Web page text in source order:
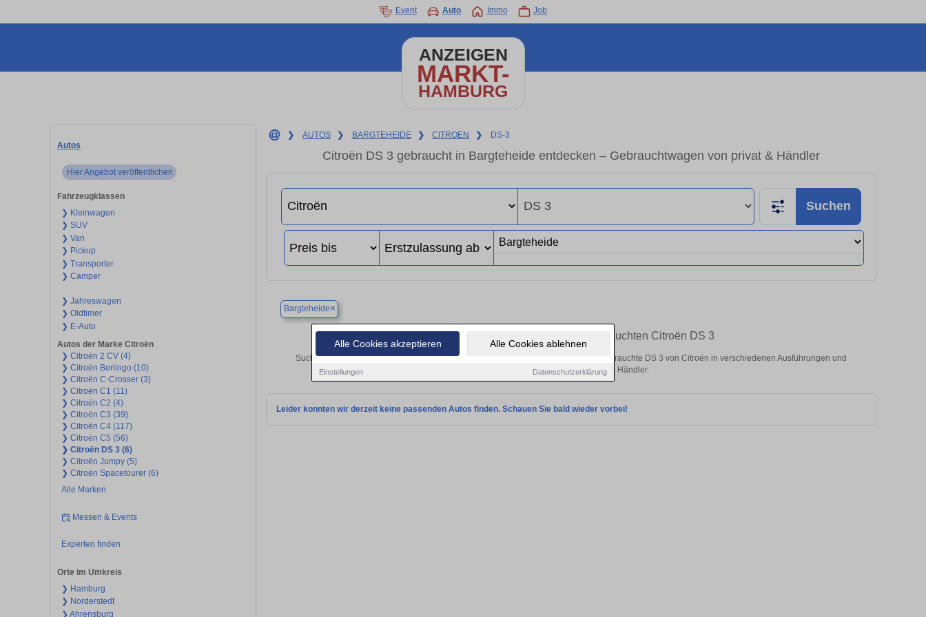
Alle Cookies akzeptieren Alle Cookies ablehnen
Einstellungen Datenschutzerklärung
Event Auto Immo Job
ANZEIGEN
MARKT-
HAMBURG
Autos
Hier Angebot veröffentlichen
Fahrzeugklassen
❯ Kleinwagen
❯ SUV
❯ Van
❯ Pickup
❯ Transporter
❯ Camper
❯ Jahreswagen
❯ Oldtimer
❯ E-Auto
Autos der Marke Citroën
❯ Citroën 2 CV (4)
❯ Citroën Berlingo (10)
❯ Citroën C-Crosser (3)
❯ Citroën C1 (11)
❯ Citroën C2 (4)
❯ Citroën C3 (39)
❯ Citroën C4 (117)
❯ Citroën C5 (56)
❯ Citroën DS 3 (6)
❯ Citroën Jumpy (5)
❯ Citroën Spacetourer (6)
Alle Marken
Messen & Events
Experten finden
Orte im Umkreis
❯ Hamburg
❯ Norderstedt
❯ Ahrensburg
❯ AUTOS ❯ BARGTEHEIDE ❯ CITROEN ❯ DS-3
Citroën DS 3 gebraucht in Bargteheide entdecken – Gebrauchtwagen von privat & Händler
Suchen
Bargteheide×
Finden Sie in Bargteheide Ihren gebrauchten Citroën DS 3
Suchen Sie in Bargteheide einen Citroën DS 3 Gebrauchtwagen? Entdecken Sie gebrauchte DS 3 von Citroën in verschiedenen Ausführungen und
Preisklassen von privat und vom Händler.
Leider konnten wir derzeit keine passenden Autos finden. Schauen Sie bald wieder vorbei!